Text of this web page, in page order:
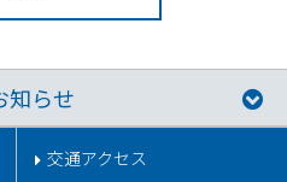
知らせ
交通アクセス